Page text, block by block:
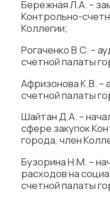
Бережная Л.А. –
Контрольно-
Коллегии;
Рогаченко В.С. –
счетной палаты
Афризонова К.В. –
счетной палаты
Шайтан Д.А. –
сфере закупок
города, член
Бузорина Н.М. –
расходов на
счетной палаты